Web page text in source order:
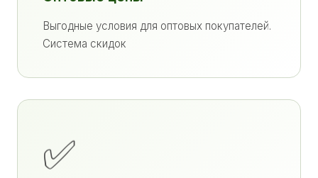
Выгодные условия для оптовых покупателей.
Система скидок
✅